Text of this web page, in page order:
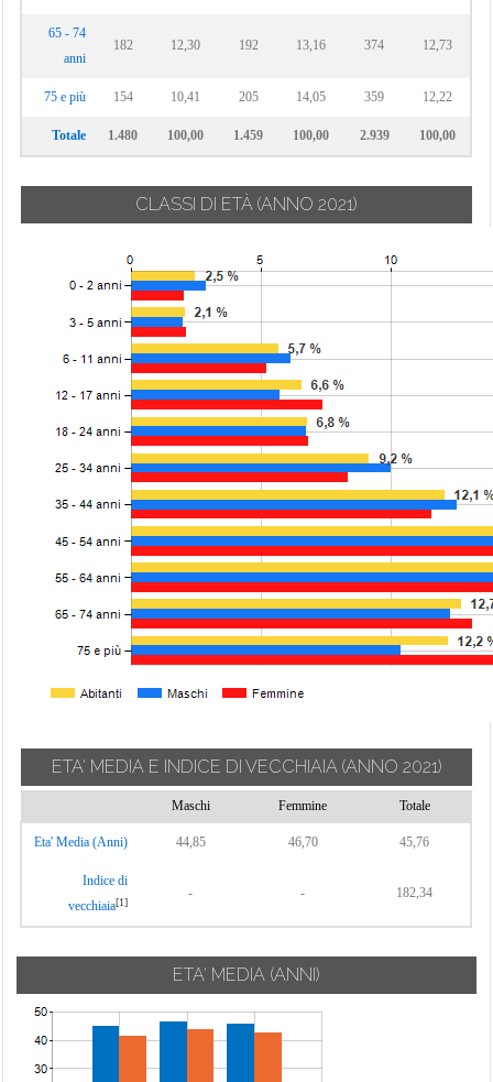
65 - 74
anni
182 12,30 192 13,16 374 12,73
75 e più 154 10,41 205 14,05 359 12,22
Totale 1.480 100,00 1.459 100,00 2.939 100,00
CLASSI DI ETÀ (ANNO 2021)
ETA' MEDIA E INDICE DI VECCHIAIA (ANNO 2021)
Maschi Femmine Totale
Eta' Media (Anni) 44,85 46,70 45,76
Indice di
vecchiaia[1]
- - 182,34
ETA' MEDIA (ANNI)